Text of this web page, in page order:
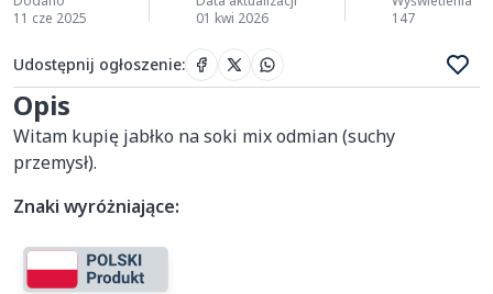
11 cze 2025
01 kwi 2026
147
Udostępnij ogłoszenie:
Opis
Witam kupię jabłko na soki mix odmian (suchy
przemysł).
Znaki wyróżniające: